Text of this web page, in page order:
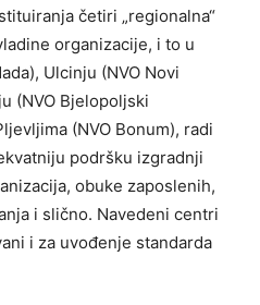
četiri „regionalna“
organizacije, i to u
Ulcinju (NVO Novi
(NVO Bjelopoljski
(NVO Bonum), radi
podršku izgradnji
obuke zaposlenih,
i slično. Navedeni centri
i za uvođenje standarda